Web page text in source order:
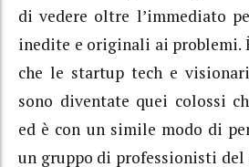
di vedere oltre l’immediato
inedite e originali ai problemi.
che le startup tech e
sono diventate quei colossi
ed è con un simile modo di
un gruppo di professionisti